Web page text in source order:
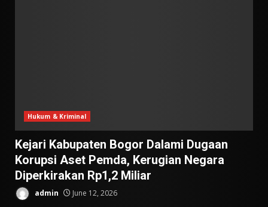
Hukum & Kriminal
Kejari Kabupaten Bogor Dalami Dugaan
Korupsi Aset Pemda, Kerugian Negara
Diperkirakan Rp1,2 Miliar
admin June 12, 2026